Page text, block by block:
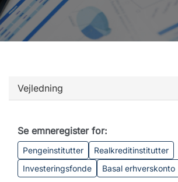
Vejledning
Se emneregister for:
Pengeinstitutter
Realkreditinstitutter
Investeringsfonde
Basal erhverskonto